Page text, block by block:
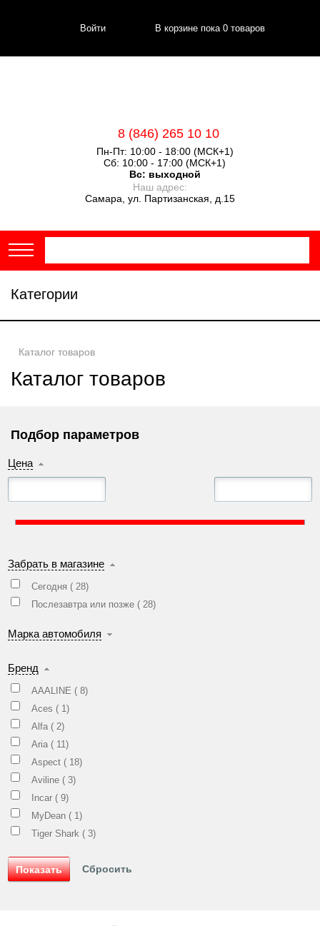
Войти В корзине пока 0товаров
8 (846) 265 10 10
Пн-Пт: 10:00 - 18:00 (МСК+1)
Сб: 10:00 - 17:00 (МСК+1)
Вс: выходной
Наш адрес:
Самара, ул. Партизанская, д.15
Категории
Каталог товаров
Каталог товаров
Подбор параметров
Цена
Забрать в магазине
Сегодня ( 28)
Послезавтра или позже ( 28)
Марка автомобиля
Бренд
AAALINE ( 8)
Aces ( 1)
Alfa ( 2)
Aria ( 11)
Aspect ( 18)
Aviline ( 3)
Incar ( 9)
MyDean ( 1)
Tiger Shark ( 3)